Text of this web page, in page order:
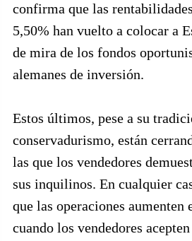
confirma que las
5,50% han vuelto a colocar a
de mira de los fondos
alemanes de inversión.
Estos últimos, pese a su
conservadurismo, están
las que los vendedores
sus inquilinos. En cualquier
que las operaciones aumenten
cuando los vendedores